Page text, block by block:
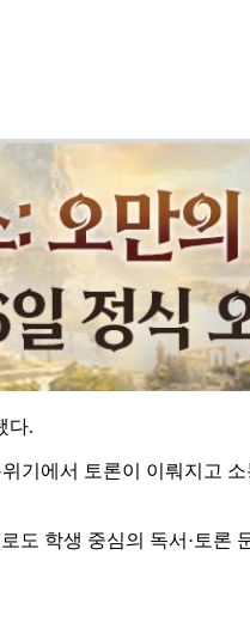
다.
기에서 토론이 이뤄지고
학생 중심의 독서·토론